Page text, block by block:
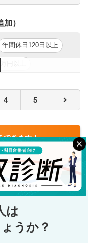
。
いる方
たい」「学びたい」
重します。
な立場で意見をお伝
税部で6名在籍
育成ステップ】
続税等の税法やお客
率よく学びます。
続税発生の案件に対す
税対策に必要な手段
いきます。
してデビューしてい
で先輩がサポートに入
が深く・長く続いて
意見をお伝え出来る
）
年間休日120日以上
円以上
4 5
できます！
る
申し込む
は
うか？
クリア